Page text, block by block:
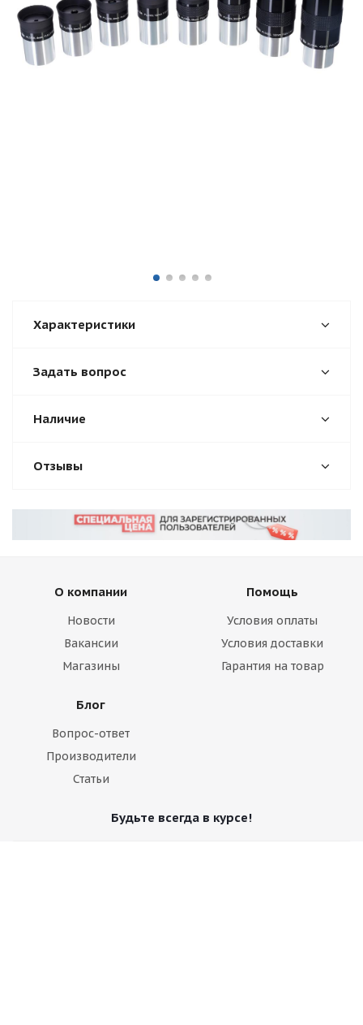
Характеристики
Задать вопрос
Наличие
Отзывы
О компании
Новости
Вакансии
Магазины
Помощь
Условия оплаты
Условия доставки
Гарантия на товар
Блог
Вопрос-ответ
Производители
Статьи
Будьте всегда в курсе!